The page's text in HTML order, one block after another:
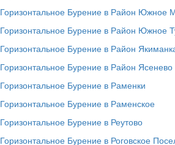
Горизонтальное Бурение в Район Южное
Горизонтальное Бурение в Район Южное
Горизонтальное Бурение в Район
Горизонтальное Бурение в Район Ясенево
Горизонтальное Бурение в Раменки
Горизонтальное Бурение в Раменское
Горизонтальное Бурение в Реутово
Горизонтальное Бурение в Роговское